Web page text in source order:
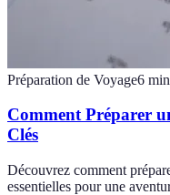
Préparation de Voyage6 min
Comment Préparer
Clés
Découvrez comment
essentielles pour une